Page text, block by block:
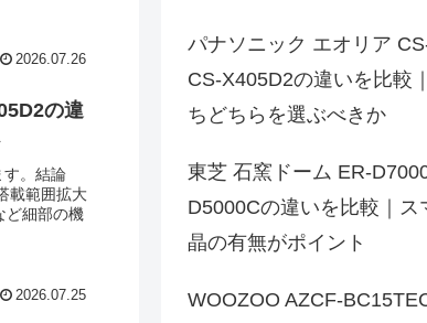
2026.07.26
の違
す。結論
載範囲拡大
ど細部の機
2026.07.25
パナソニック エオリア
CS-X405D2の違いを比較
ちどちらを選ぶべきか
東芝 石窯ドーム ER-
D5000Cの違いを比較｜ス
晶の有無がポイント
WOOZOO AZCF-